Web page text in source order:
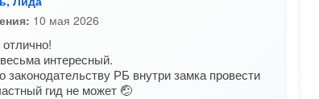
10 мая 2026
интересный.
законодательству РБ внутри замка провести
гид не может 🤕